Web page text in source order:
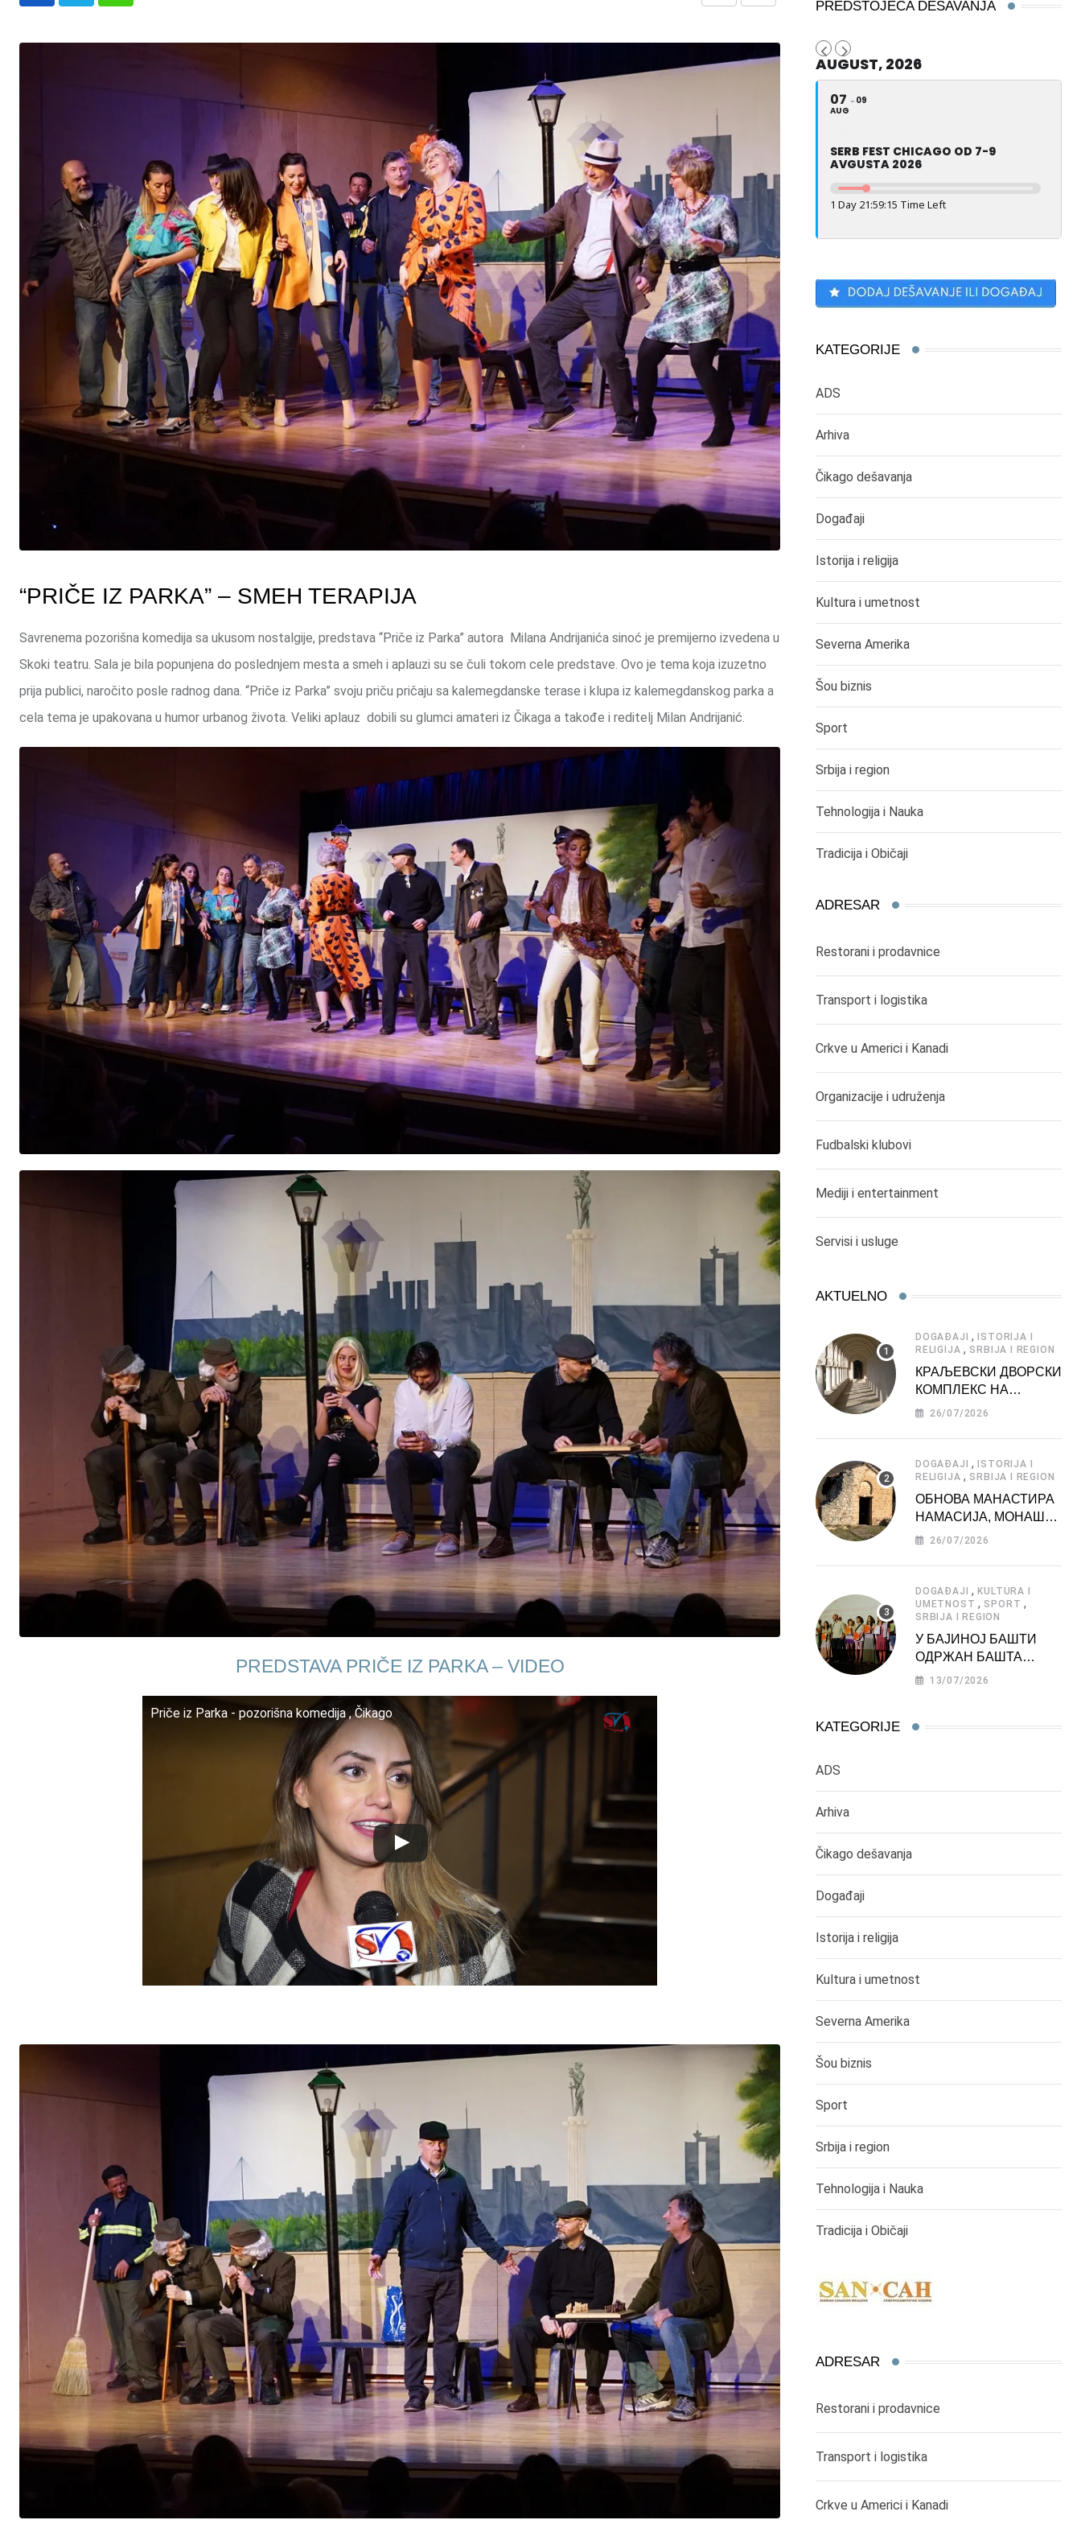
Email
“PRIČE IZ PARKA” – SMEH TERAPIJA
Savrenema pozorišna komedija sa ukusom nostalgije, predstava “Priče iz Parka” autora Milana Andrijanića sinoć je premijerno izvedena u
Skoki teatru. Sala je bila popunjena do poslednjem mesta a smeh i aplauzi su se čuli tokom cele predstave. Ovo je tema koja izuzetno
prija publici, naročito posle radnog dana. “Priče iz Parka” svoju priču pričaju sa kalemegdanske terase i klupa iz kalemegdanskog parka a
cela tema je upakovana u humor urbanog života. Veliki aplauz dobili su glumci amateri iz Čikaga a takođe i reditelj Milan Andrijanić.
PREDSTAVA PRIČE IZ PARKA – VIDEO
Priče iz Parka - pozorišna komedija , Čikago
PREDSTOJEĆA DEŠAVANJA
AUGUST, 2026
07
AUG
09
SERB FEST CHICAGO OD 7-9
AVGUSTA 2026
1 Day 21:59:13 Time Left
KATEGORIJE
ADS
Arhiva
Čikago dešavanja
Događaji
Istorija i religija
Kultura i umetnost
Severna Amerika
Šou biznis
Sport
Srbija i region
Tehnologija i Nauka
Tradicija i Običaji
ADRESAR
Restorani i prodavnice
Transport i logistika
Crkve u Americi i Kanadi
Organizacije i udruženja
Fudbalski klubovi
Mediji i entertainment
Servisi i usluge
AKTUELNO
DOGAĐAJI , ISTORIJA I
RELIGIJA , SRBIJA I REGION
КРАЉЕВСКИ ДВОРСКИ
КОМПЛЕКС НА
ДЕДИЊУ –
АТРАКЦИЈА
26/07/2026
DOGAĐAJI , ISTORIJA I
RELIGIJA , SRBIJA I REGION
ОБНОВА МАНАСТИРА
НАМАСИЈА, МОНАШКЕ
ЗАДУЖБИНЕ
26/07/2026
DOGAĐAJI ,KULTURA I
UMETNOST , SPORT ,
SRBIJA I REGION
У БАЈИНОЈ БАШТИ
ОДРЖАН БАШТА
ФЕСТ 2026
13/07/2026
KATEGORIJE
ADS
Arhiva
Čikago dešavanja
Događaji
Istorija i religija
Kultura i umetnost
Severna Amerika
Šou biznis
Sport
Srbija i region
Tehnologija i Nauka
Tradicija i Običaji
ADRESAR
Restorani i prodavnice
Transport i logistika
Crkve u Americi i Kanadi